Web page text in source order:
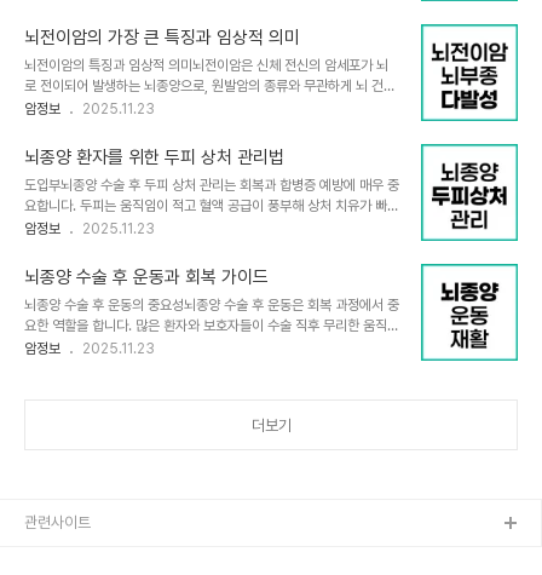
필요합니다.방사선치료의 효과암세포 DNA 손상을 통..
한 복잡해지기 때문에, 어떤 종류의 암이 뇌전이를 잘 일으키는지 아는
것은 매우 중요합니다.뇌전이암의 정의와 발생기전뇌전이암은 원발
암(몸의 다른 장기에 발생한 암)이 혈류를 통해 뇌로 이동하여 뇌에 새
로운 암 종양을 형성하는 질환입니다. 모든 암이 뇌로 전이될 수 있지
만, 전이가 잘 발생하는 암 종류가 있습니다. 암 세포가 혈관 내벽을 뚫
종을 유발하기도 합니다.뇌전이암이 잘 발..
뇌전이암의 가장 큰 특징과 임상적 의미
뇌전이암의 특징과 임상적 의미뇌전이암은 신체 전신의 암세포가 뇌
로 전이되어 발생하는 뇌종양으로, 원발암의 종류와 무관하게 뇌 건강
에 심각한 영향을 미치는 중요한 의학적 문제입니다. 뇌전이암의 가장
흔하게 발생한다는 점입니다. 이는 혈액을 타고 온 암세포들이 이 부위
에 걸려 자리 잡기 때문입니다. 뇌전이암은 주로 타원형의 덩어리 형태
를 띠며 정상 뇌조직과의 경계가 비교적 뚜렷합니다. 따라서 수술적 완
전 제거가 가능하지만, 미세 침윤 세포들이 약 5mm 이내에 존재할
수 있어 수술 후 재발 위험은 여전히 존재합니다.뇌부종과 뇌전이암뇌
흥미롭게도 이 뇌부종은 종양의 크기와는 상..
암정보 2025.11.23
뇌종양 환자를 위한 두피 상처 관리법
도입부뇌종양 수술 후 두피 상처 관리는 회복과 합병증 예방에 매우 중
요합니다. 두피는 움직임이 적고 혈액 공급이 풍부해 상처 치유가 빠른
부위이지만, 세심한 관리가 이루어지지 않으면 감염이나 상처의 벌어
법을 다각도로 살펴보고 실질적인 조언을 제공합니다.두피 상처 치유
특성두피는 다른 신체 부위에 비해 혈액 공급이 풍부하여 상처 회복 속
도가 빠릅니다. 운동이나 움직임에 크게 관여하지 않아 물리적 스트레
스가 적은 점도 치유에 유리합니다. 하지만 두피 부위의 피부가 얇고
민감하기 때문에 수술 후 관리가 제대로 이루어지지 않으면 쉽게 염증
암정보 2025.11.23
뇌종양 수술 후 운동과 회복 가이드
뇌종양 수술 후 운동의 중요성뇌종양 수술 후 운동은 회복 과정에서 중
요한 역할을 합니다. 많은 환자와 보호자들이 수술 직후 무리한 움직임
을 두려워하지만, 적절한 운동은 신체 기능 회복과 정신 건강 증진에
동은 가능한 한 빠른 시기에 시작하는 것이 좋습니다. 수술 후 초기에
저녁에 30분에서 1시간 정도 ..
암정보 2025.11.23
더보기
관련사이트